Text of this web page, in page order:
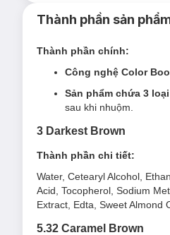
Thành phần sản
Thành phần chính:
Công nghệ Color
Sản phẩm chứa 3
sau khi nhuộm.
3 Darkest Brown
Thành phần chi tiết:
Water, Cetearyl Alcohol,
Acid, Tocopherol, Sodium
Extract, Edta, Sweet Almond
5.32 Caramel Brown